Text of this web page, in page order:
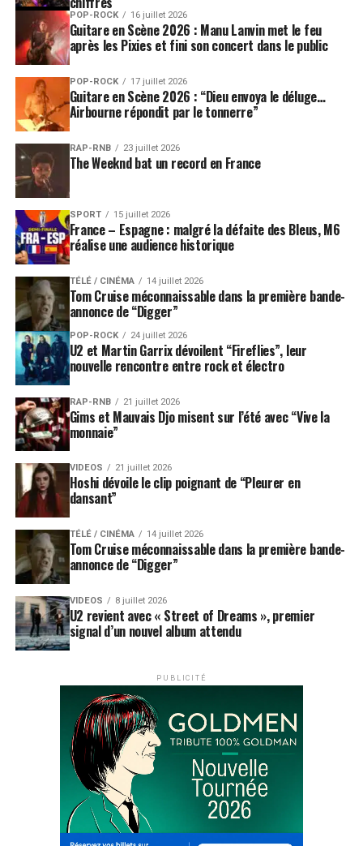
POP-ROCK 16 juillet 2026
Guitare en Scène 2026 : Manu Lanvin met le feu
après les Pixies et fini son concert dans le public
POP-ROCK 17 juillet 2026
Guitare en Scène 2026 : “Dieu envoya le déluge…
Airbourne répondit par le tonnerre”
RAP-RNB 23 juillet 2026
The Weeknd bat un record en France
SPORT 15 juillet 2026
France – Espagne : malgré la défaite des Bleus, M6
réalise une audience historique
TÉLÉ / CINÉMA 14 juillet 2026
Tom Cruise méconnaissable dans la première bande-
annonce de “Digger”
POP-ROCK 24 juillet 2026
U2 et Martin Garrix dévoilent “Fireflies”, leur
nouvelle rencontre entre rock et électro
RAP-RNB 21 juillet 2026
Gims et Mauvais Djo misent sur l’été avec “Vive la
monnaie”
VIDEOS 21 juillet 2026
Hoshi dévoile le clip poignant de “Pleurer en
dansant”
TÉLÉ / CINÉMA 14 juillet 2026
Tom Cruise méconnaissable dans la première bande-
annonce de “Digger”
VIDEOS 8 juillet 2026
U2 revient avec « Street of Dreams », premier
signal d’un nouvel album attendu
PUBLICITÉ